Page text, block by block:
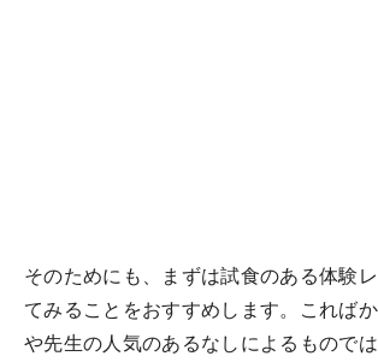
そのためにも、まずは試食のある体験
てみることをおすすめします。これば
や先生の人気のあるなしによるもので